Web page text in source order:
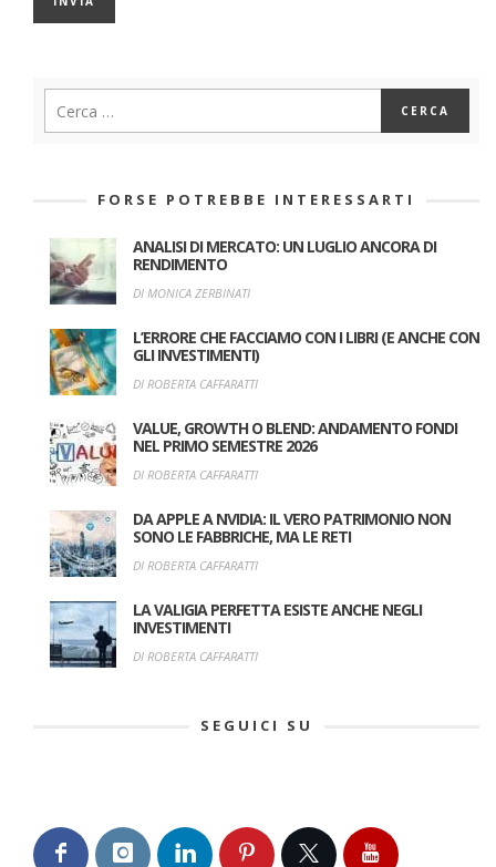
FORSE POTREBBE INTERESSARTI
ANALISI DI MERCATO: UN LUGLIO ANCORA DI
RENDIMENTO
DI MONICA ZERBINATI
L’ERRORE CHE FACCIAMO CON I LIBRI (E ANCHE CON
GLI INVESTIMENTI)
DI ROBERTA CAFFARATTI
VALUE, GROWTH O BLEND: ANDAMENTO FONDI
NEL PRIMO SEMESTRE 2026
DI ROBERTA CAFFARATTI
DA APPLE A NVIDIA: IL VERO PATRIMONIO NON
SONO LE FABBRICHE, MA LE RETI
DI ROBERTA CAFFARATTI
LA VALIGIA PERFETTA ESISTE ANCHE NEGLI
INVESTIMENTI
DI ROBERTA CAFFARATTI
SEGUICI SU